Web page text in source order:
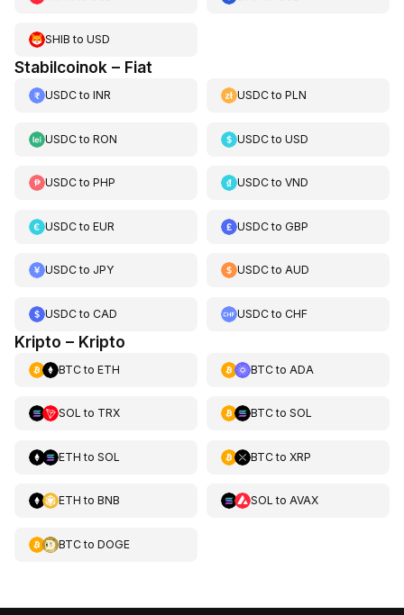
SHIB to USD
Stabilcoinok – Fiat
USDCto INR USDCtoPLN
USDCto RON USDCtoUSD
USDCto PHP USDCtoVND
USDCto EUR USDCtoGBP
USDCto JPY USDCtoAUD
USDCto CAD USDCtoCHF
Kripto – Kripto
BTCto ETH BTCto ADA
SOL to TRX BTCto SOL
ETH to SOL BTCto XRP
ETH to BNB SOL to AVAX
BTCto DOGE